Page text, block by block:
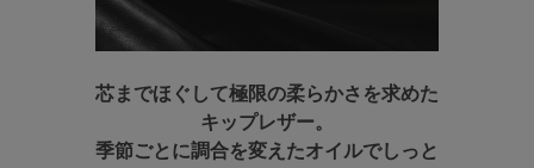
芯までほぐして極限の柔らかさを求めた
キップレザー。
季節ごとに調合を変えたオイルでしっと